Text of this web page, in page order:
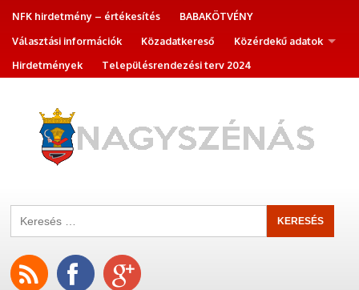
NFK hirdetmény – értékesítés
BABAKÖTVÉNY
Választási információk
Közadatkereső
Közérdekű adatok
Hirdetmények
Településrendezési terv 2024